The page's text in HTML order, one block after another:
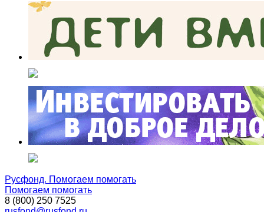
Русфонд. Помогаем помогать
Помогаем помогать
8 (800) 250 7525